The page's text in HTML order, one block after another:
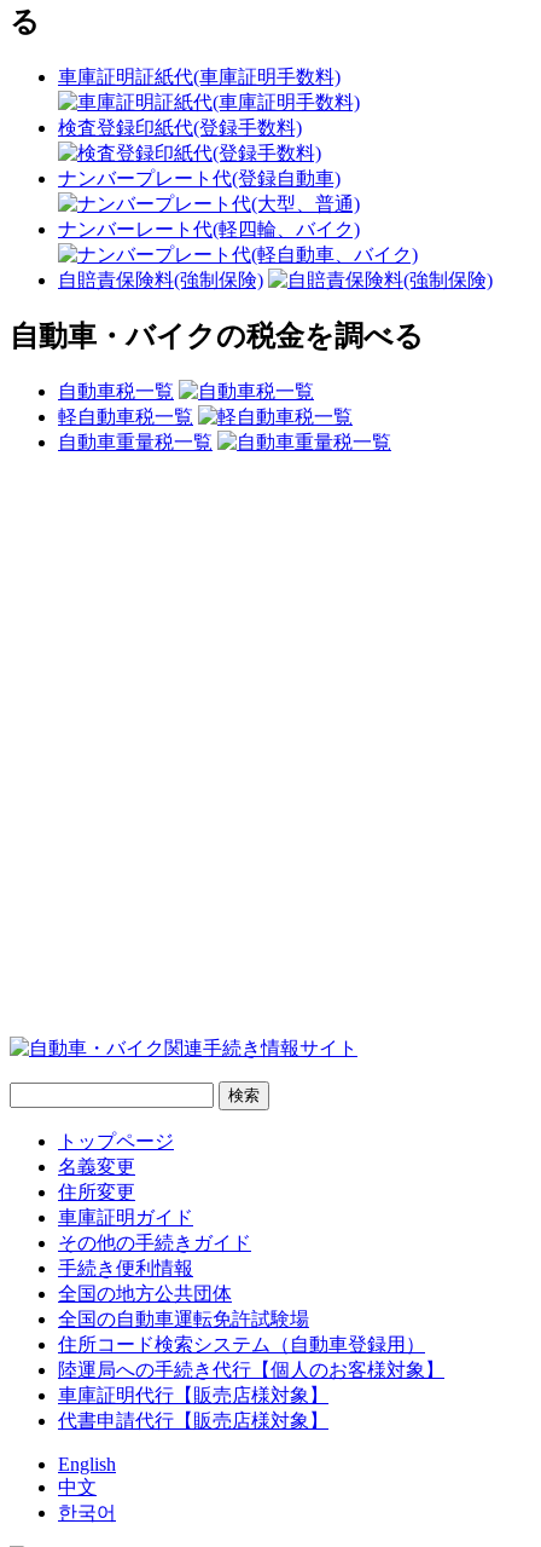
る
車庫証明証紙代(車庫証明手数料)
検査登録印紙代(登録手数料)
ナンバープレート代(登録自動車)
ナンバーレート代(軽四輪、バイク)
自賠責保険料(強制保険)
自動車・バイクの税金を調べる
自動車税一覧
軽自動車税一覧
自動車重量税一覧
トップページ
名義変更
住所変更
車庫証明ガイド
その他の手続きガイド
手続き便利情報
全国の地方公共団体
全国の自動車運転免許試験場
住所コード検索システム（自動車登録用）
陸運局への手続き代行【個人のお客様対象】
車庫証明代行【販売店様対象】
代書申請代行【販売店様対象】
English
中文
한국어